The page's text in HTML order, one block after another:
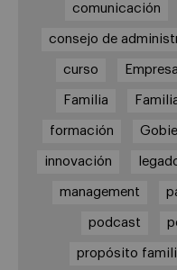
comunicación
consejo de
curso Empresa
Familia
formación
innovación
management
podcast
propósito